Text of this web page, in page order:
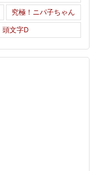
究極！ニパ子ちゃん
頭文字D